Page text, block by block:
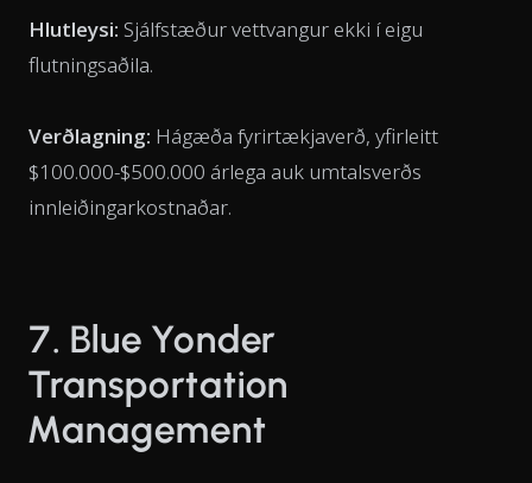
Hlutleysi: Sjálfstæður vettvangur ekki í eigu
flutningsaðila.
Verðlagning: Hágæða fyrirtækjaverð, yfirleitt
$100.000-$500.000 árlega auk umtalsverðs
innleiðingarkostnaðar.
7. Blue Yonder
Transportation
Management